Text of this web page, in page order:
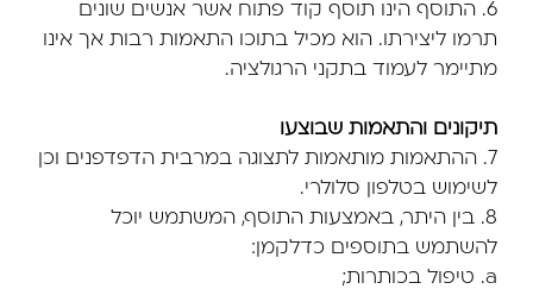
6. התוסף הינו תוסף קוד פתוח אשר אנשים שונים
תרמו ליצירתו. הוא מכיל בתוכו התאמות רבות אך אינו
מתיימר לעמוד בתקני הרגולציה.
תיקונים והתאמות שבוצעו
7. ההתאמות מותאמות לתצוגה במרבית הדפדפנים וכן
לשימוש בטלפון סלולרי.
8. בין היתר, באמצעות התוסף, המשתמש יוכל
להשתמש בתוספים כדלקמן:
a. טיפול בכותרות;